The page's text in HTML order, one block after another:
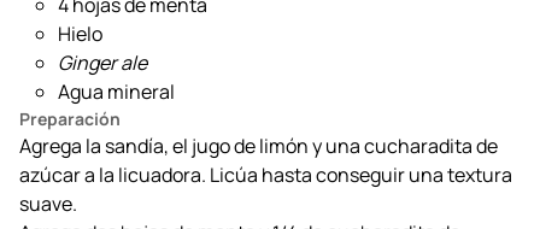
Hielo
Ginger ale
Agua mineral
Preparación
Agrega la sandía, el jugo de limón y una cucharadita de
azúcar a la licuadora. Licúa hasta conseguir una textura
suave.